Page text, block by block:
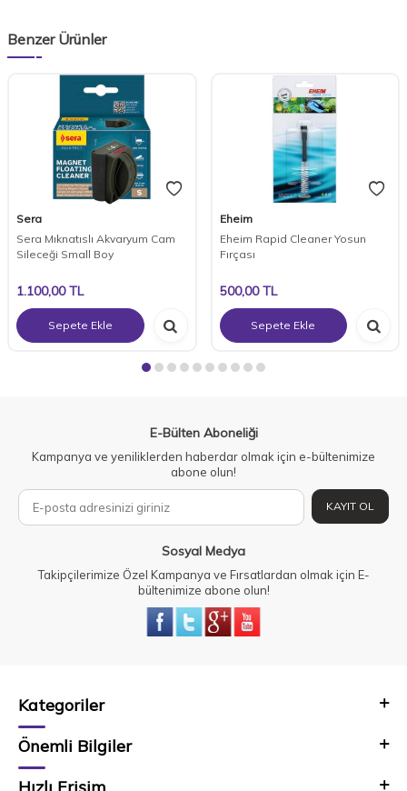
Benzer Ürünler
Sera
Sera Mıknatıslı Akvaryum Cam
Sileceği Small Boy
1.100,00TL
Sepete Ekle
Eheim
Eheim Rapid Cleaner Yosun
Fırçası
500,00TL
Sepete Ekle
E-Bülten Aboneliği
Kampanya ve yeniliklerden haberdar olmak için e-bültenimize
abone olun!
KAYIT OL
Sosyal Medya
Takipçilerimize Özel Kampanya ve Fırsatlardan olmak için E-
bültenimize abone olun!
Kategoriler
Önemli Bilgiler
Hızlı Erişim